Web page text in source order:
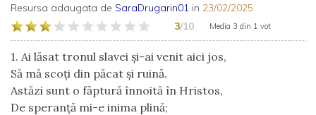
Resursa adaugata de SaraDrugarin01 in 23/02/2025
3/10 Media 3 din 1 vot
1. Ai lăsat tronul slavei și-ai venit aici jos,
Să mă scoți din păcat și ruină.
Astăzi sunt o făptură înnoită în Hristos,
De speranță mi-e inima plină;